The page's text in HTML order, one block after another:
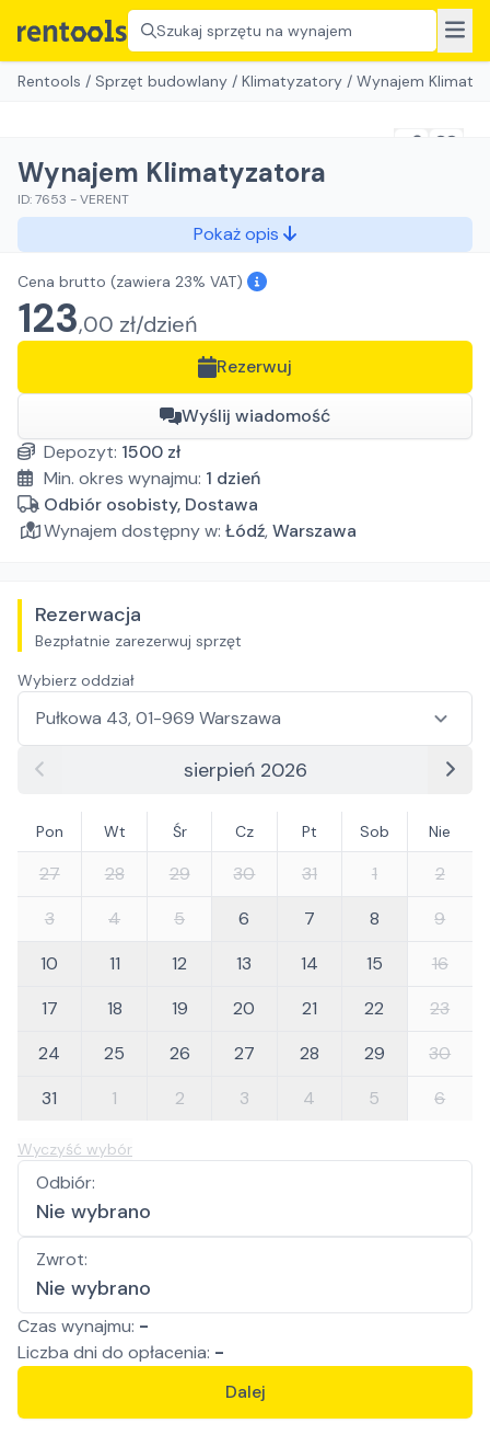
Szukaj sprzętu na wynajem
Rentools / Sprzęt budowlany / Klimatyzatory / Wynajem
Wynajem Klimatyzatora
ID:7653 -VERENT
Pokaż opis
Cena brutto (zawiera 23% VAT)
123,00 zł/dzień
Rezerwuj
Wyślij wiadomość
Depozyt: 1500 zł
Min. okres wynajmu: 1 dzień
Odbiór osobisty, Dostawa
Wynajem dostępny w: Łódź,Warszawa
Rezerwacja
Bezpłatnie zarezerwuj sprzęt
Wybierz oddział
sierpień 2026
Pon Wt Śr Cz Pt Sob Nie
27 28 29 30 31 1
2
3
4 5 6 7 8
9
10
11 12 13 14 15
16
17
18 19 20 21 22
23
24
25 26 27 28 29
30
31
1 2 3 4 5 6
Wyczyść wybór
Odbiór:
Nie wybrano
Zwrot:
Nie wybrano
Czas wynajmu: -
Liczba dni do opłacenia: -
Dalej